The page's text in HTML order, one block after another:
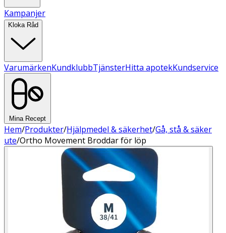
Kampanjer
Kloka Råd
VarumärkenKundklubbTjänsterHitta apotekKundservice
Mina Recept
Hem/Produkter/Hjälpmedel & säkerhet/Gå, stå & säker
ute/Ortho Movement Broddar för löp